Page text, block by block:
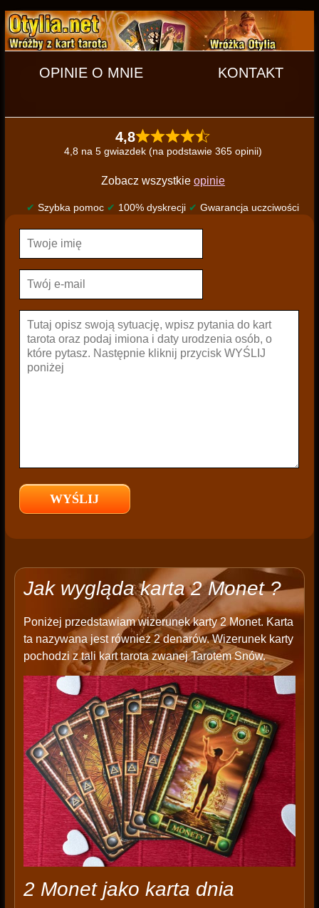
OPINIE O MNIE KONTAKT
4,8
4,8 na 5 gwiazdek (na podstawie 365 opinii)
Zobacz wszystkie opinie
✔ Szybka pomoc ✔ 100% dyskrecji ✔ Gwarancja uczciwości
Jak wygląda karta 2 Monet ?
Poniżej przedstawiam wizerunek karty 2 Monet. Karta
ta nazywana jest również 2 denarów. Wizerunek karty
pochodzi z tali kart tarota zwanej Tarotem Snów.
2 Monet jako karta dnia